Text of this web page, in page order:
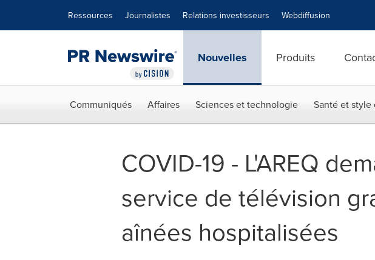
Ressources Journalistes Relations investisseurs Webdiffusion
Nouvelles Produits
Communiqués Affaires Sciences et technologie Santé et style
COVID-19 - L'AREQ
service de télévision
aînées hospitalisées